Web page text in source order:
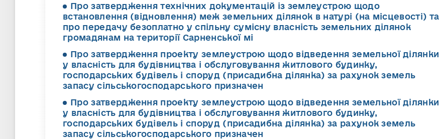
Про затвердження технічних документацій із землеустрою щодо
встановлення (відновлення) меж земельних ділянок в натурі (на місцевості) та
про передачу безоплатно у спільну сумісну власність земельних ділянок
громадянам на території Сарненської мі
Про затвердження проекту землеустрою щодо відведення земельної ділянки
у власність для будівництва і обслуговування житлового будинку,
господарських будівель і споруд (присадибна ділянка) за рахунок земель
запасу сільськогосподарського призначен
Про затвердження проекту землеустрою щодо відведення земельної ділянки
у власність для будівництва і обслуговування житлового будинку,
господарських будівель і споруд (присадибна ділянка) за рахунок земель
запасу сільськогосподарського призначен